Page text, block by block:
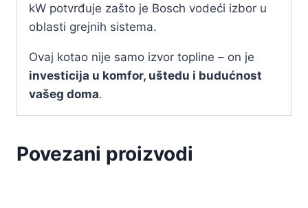
kW potvrđuje zašto je Bosch vodeći izbor u
oblasti grejnih sistema.
Ovaj kotao nije samo izvor topline – on je
investicija u komfor, uštedu i budućnost
vašeg doma.
Povezani proizvodi